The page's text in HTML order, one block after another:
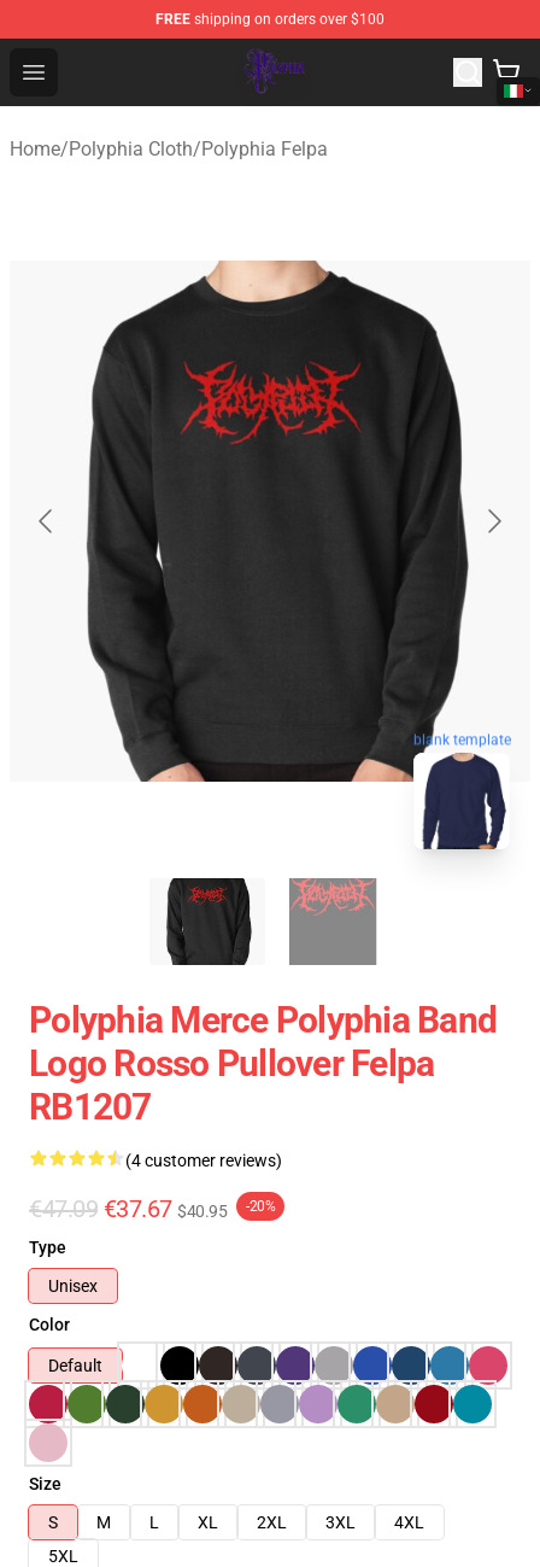
FREE shipping on orders over $100
Open menu
Polyphia Shop - Official Polyphia Merchandise Store
Home/Polyphia Cloth/Polyphia Felpa
blank template
Polyphia Merce Polyphia Band
Logo Rosso Pullover Felpa
RB1207
(4 customer reviews)
€47.09 €37.67 $40.95 -20%
Type
Unisex
Color
Default
Size
S
M L XL 2XL 3XL
4XL
5XL